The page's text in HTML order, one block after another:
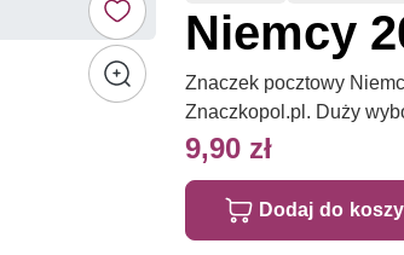
Niemcy
Znaczek pocztowy
Znaczkopol.pl. Duży
9,90 zł
Dodaj do